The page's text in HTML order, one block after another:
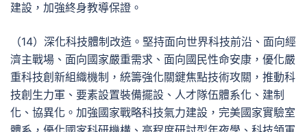
建設，加強終身教導保證。
（14）深化科技體制改造。堅持面向世界科技前沿、面向經
濟主戰場、面向國家嚴重需求、面向國民性命安康，優化嚴
重科技創新組織機制，統籌強化關鍵焦點技術攻關，推動科
技創生力軍、要素設置裝備擺設、人才隊伍體系化、建制
化、協異化。加強國家戰略科技氣力建設，完美國家實驗室